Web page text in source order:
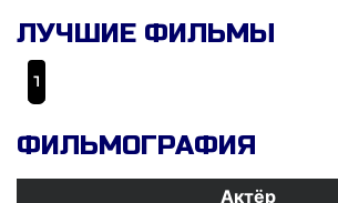
ЛУЧШИЕ ФИЛЬМЫ
ФИЛЬМОГРАФИЯ
Актёр